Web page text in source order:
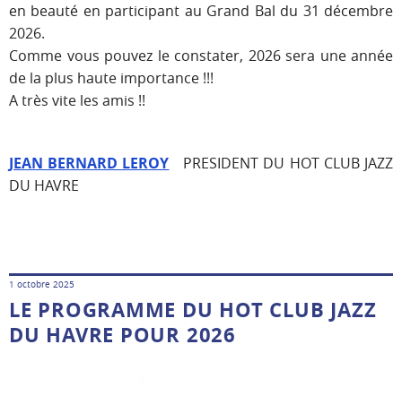
en beauté en participant au Grand Bal du 31 décembre
2026.
Comme vous pouvez le constater, 2026 sera une année
de la plus haute importance !!!
A très vite les amis !!
JEAN BERNARD LEROY PRESIDENT DU HOT CLUB JAZZ
DU HAVRE
1 octobre 2025
LE PROGRAMME DU HOT CLUB JAZZ
DU HAVRE POUR 2026